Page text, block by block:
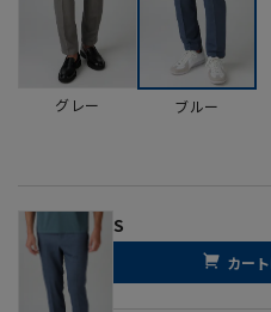
グレー ブルー
S
カー